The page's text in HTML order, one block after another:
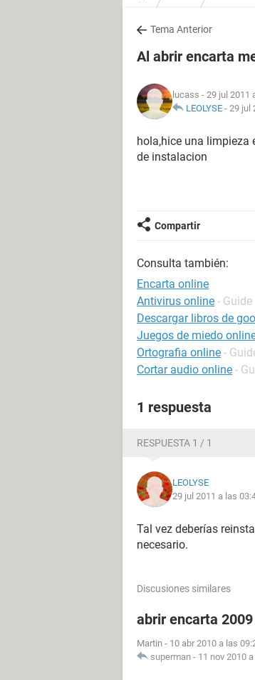
Tema Anterior
Al abrir encarta
lucass - 29 jul 2011
LEOLYSE - 29 jul
hola,hice una limpieza
de instalacion
Compartir
Consulta también:
Encarta online
Antivirus online - Guide
Descargar libros de
Juegos de miedo
Ortografia online -
Cortar audio online -
1 respuesta
RESPUESTA 1 / 1
LEOLYSE
29 jul 2011 a las
Tal vez deberías
necesario.
Discusiones similares
abrir encarta 2009
Martin - 10 abr 2010 a las
superman - 11 nov 2010